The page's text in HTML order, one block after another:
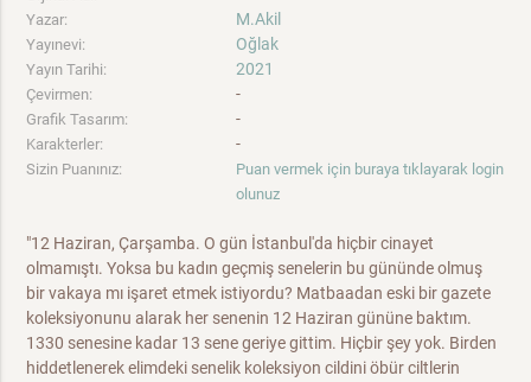
Yazar: M.Akil
Yayınevi: Oğlak
Yayın Tarihi: 2021
Çevirmen: -
Grafik Tasarım: -
Karakterler: -
Sizin Puanınız:
Puan vermek için buraya tıklayarak login
olunuz
"12 Haziran, Çarşamba. O gün İstanbul'da hiçbir cinayet
olmamıştı. Yoksa bu kadın geçmiş senelerin bu gününde olmuş
bir vakaya mı işaret etmek istiyordu? Matbaadan eski bir gazete
koleksiyonunu alarak her senenin 12 Haziran gününe baktım.
1330 senesine kadar 13 sene geriye gittim. Hiçbir şey yok. Birden
hiddetlenerek elimdeki senelik koleksiyon cildini öbür ciltlerin